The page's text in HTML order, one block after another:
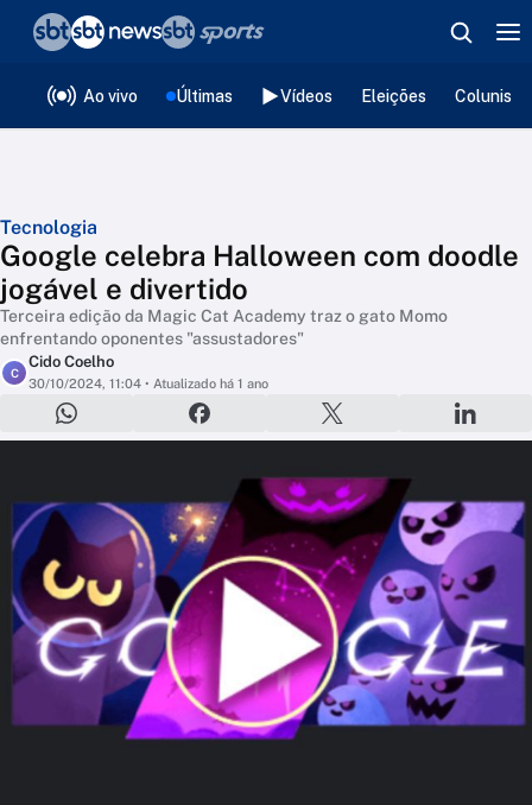
Ao vivo Últimas Vídeos Eleições
Tecnologia
Google celebra Halloween com doodle
jogável e divertido
Terceira edição da Magic Cat Academy traz o gato Momo
enfrentando oponentes "assustadores"
C
Cido Coelho
30/10/2024, 11:04 • Atualizado há 1 ano
❮voltar
Editorias